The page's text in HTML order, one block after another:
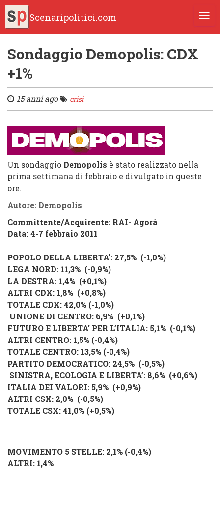
Scenaripolitici.com
Sondaggio Demopolis: CDX
+1%
15 anni ago crisi
Un sondaggio Demopolis è stato realizzato nella
prima settimana di febbraio e divulgato in queste
ore.
Autore: Demopolis
Committente/Acquirente: RAI- Agorà
Data: 4-7 febbraio 2011
POPOLO DELLA LIBERTA’: 27,5% (-1,0%)
LEGA NORD: 11,3% (-0,9%)
LA DESTRA: 1,4% (+0,1%)
ALTRI CDX: 1,8% (+0,8%)
TOTALE CDX: 42,0% (-1,0%)
UNIONE DI CENTRO: 6,9% (+0,1%)
FUTURO E LIBERTA’ PER L’ITALIA: 5,1% (-0,1%)
ALTRI CENTRO: 1,5% (-0,4%)
TOTALE CENTRO: 13,5% (-0,4%)
PARTITO DEMOCRATICO: 24,5% (-0,5%)
SINISTRA, ECOLOGIA E LIBERTA’: 8,6% (+0,6%)
ITALIA DEI VALORI: 5,9% (+0,9%)
ALTRI CSX: 2,0% (-0,5%)
TOTALE CSX: 41,0% (+0,5%)
MOVIMENTO 5 STELLE: 2,1% (-0,4%)
ALTRI: 1,4%